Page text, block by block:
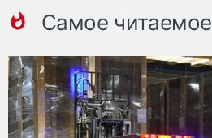
Самое читаемое